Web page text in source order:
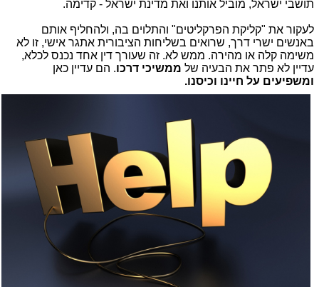
תושבי ישראל, מוביל אותנו ואת מדינת ישראל - קדימה.
לעקור את "קליקת הפרקליטים" והתלוים בה, ולהחליף אותם
באנשים ישרי דרך, שרואים בשליחות הציבורית אתגר אישי, זו לא
משימה קלה או מהירה. ממש לא. זה שעורך דין אחד נכנס לכלא,
עדיין לא פתר את הבעיה של ממשיכי דרכו. הם עדיין כאן
ומשפיעים על חיינו וכיסנו.